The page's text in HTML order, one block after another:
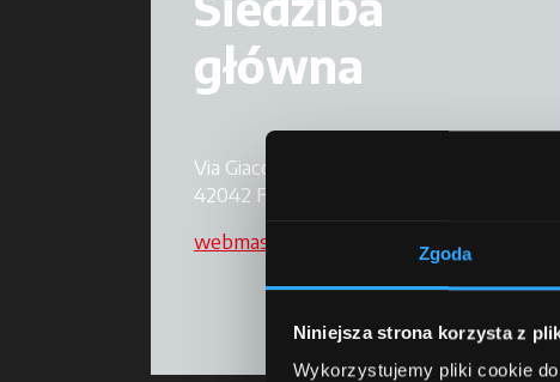
Zgoda
Niniejsza strona korzysta z
Wykorzystujemy pliki cookie
główna
Via Giacomo Matteotti, 7
42042 Fabbrico RE
webmaster@argotractors.com